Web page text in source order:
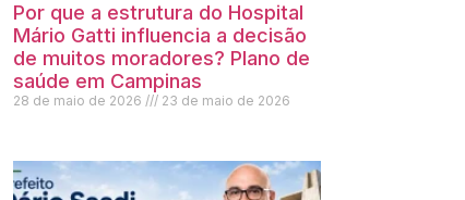
Por que a estrutura do Hospital
Mário Gatti influencia a decisão
de muitos moradores? Plano de
saúde em Campinas
28 de maio de 2026 23 de maio de 2026